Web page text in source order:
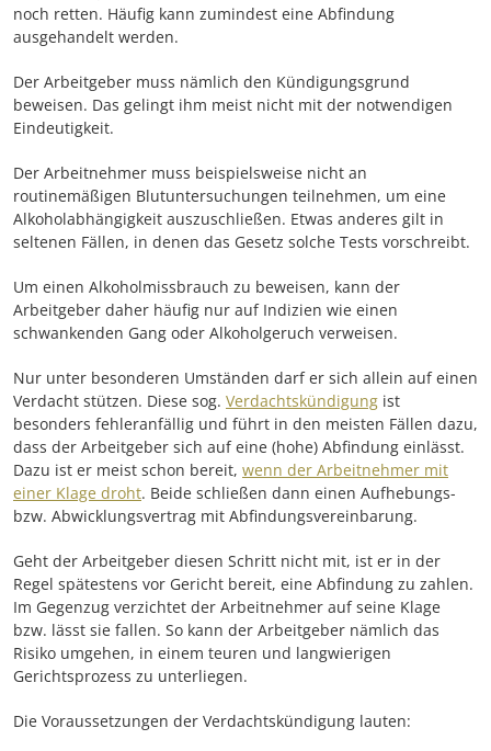
noch retten. Häufig kann zumindest eine Abfindung
ausgehandelt werden.
Der Arbeitgeber muss nämlich den Kündigungsgrund
beweisen. Das gelingt ihm meist nicht mit der notwendigen
Eindeutigkeit.
Der Arbeitnehmer muss beispielsweise nicht an
routinemäßigen Blutuntersuchungen teilnehmen, um eine
Alkoholabhängigkeit auszuschließen. Etwas anderes gilt in
seltenen Fällen, in denen das Gesetz solche Tests vorschreibt.
Um einen Alkoholmissbrauch zu beweisen, kann der
Arbeitgeber daher häufig nur auf Indizien wie einen
schwankenden Gang oder Alkoholgeruch verweisen.
Nur unter besonderen Umständen darf er sich allein auf einen
Verdacht stützen. Diese sog. Verdachtskündigung ist
besonders fehleranfällig und führt in den meisten Fällen dazu,
dass der Arbeitgeber sich auf eine (hohe) Abfindung einlässt.
Dazu ist er meist schon bereit, wenn der Arbeitnehmer mit
einer Klage droht. Beide schließen dann einen Aufhebungs-
bzw. Abwicklungsvertrag mit Abfindungsvereinbarung.
Geht der Arbeitgeber diesen Schritt nicht mit, ist er in der
Regel spätestens vor Gericht bereit, eine Abfindung zu zahlen.
Im Gegenzug verzichtet der Arbeitnehmer auf seine Klage
bzw. lässt sie fallen. So kann der Arbeitgeber nämlich das
Risiko umgehen, in einem teuren und langwierigen
Gerichtsprozess zu unterliegen.
Die Voraussetzungen der Verdachtskündigung lauten: